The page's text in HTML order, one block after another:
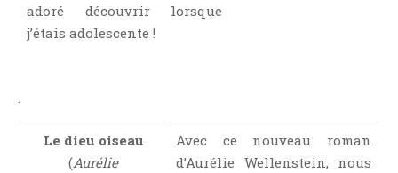
adoré découvrir lorsque
j’étais adolescente !
Le dieu oiseau
(Aurélie
Avec ce nouveau roman
d’Aurélie Wellenstein, nous